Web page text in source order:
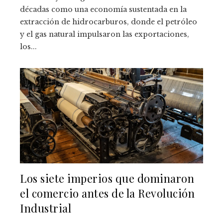
décadas como una economía sustentada en la
extracción de hidrocarburos, donde el petróleo
y el gas natural impulsaron las exportaciones,
los...
Los siete imperios que dominaron
el comercio antes de la Revolución
Industrial